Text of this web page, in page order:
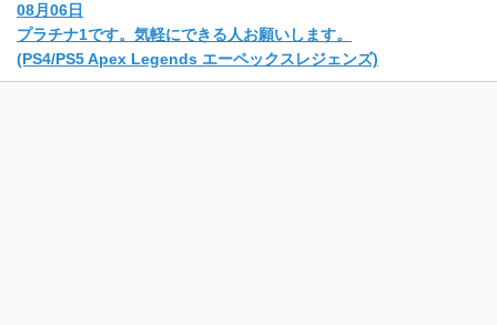
08月06日
プラチナ1です。気軽にできる人お願いします。
(PS4/PS5 Apex Legends エーペックスレジェンズ)